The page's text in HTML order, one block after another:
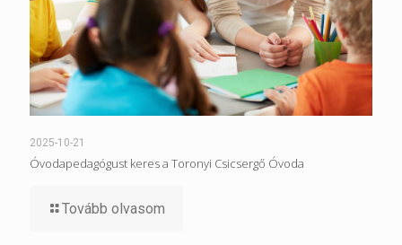
2025-10-21
Óvodapedagógust keres a Toronyi Csicsergő Óvoda
Tovább olvasom